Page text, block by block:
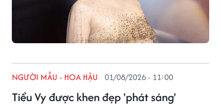
Tiểu Vy được khen đẹp 'phát sáng'
NGƯỜI MẪU - HOA HẬU 01/08/2026 - 11:00